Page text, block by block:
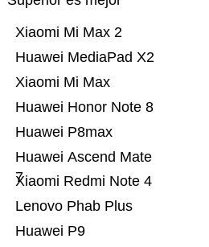
Huawei P9
Lenovo Phab Plus
Xiaomi Redmi Note 4
Huawei Ascend Mate
7
Huawei P8max
Huawei Honor Note 8
Xiaomi Mi Max
Huawei MediaPad X2
Xiaomi Mi Max 2